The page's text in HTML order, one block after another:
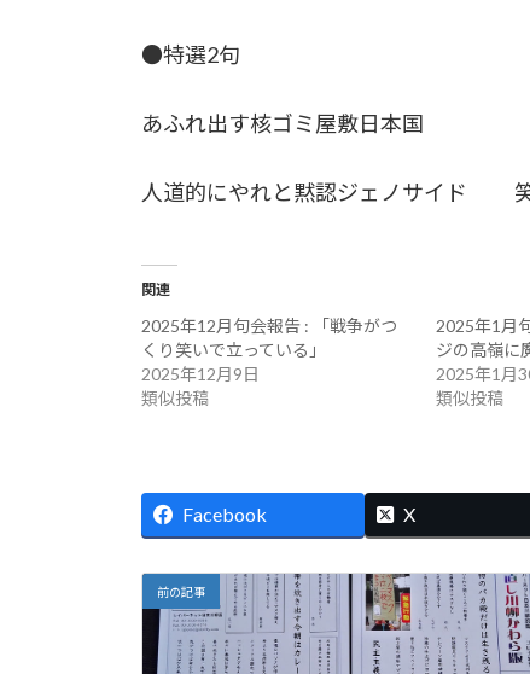
●特選2句
あふれ出す核ゴミ屋敷日本国
人道的にやれと黙認ジェノサイド
関連
2025年12月句会報告 : 「戦争がつ
くり笑いで立っている」
2025年12月9日
類似投稿
2025年1月
ジの高嶺に
2025年1月
類似投稿
Facebook X
前の記事